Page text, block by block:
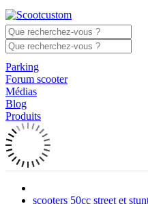
Parking
Forum scooter
Médias
Blog
Produits
scooters 50cc street et